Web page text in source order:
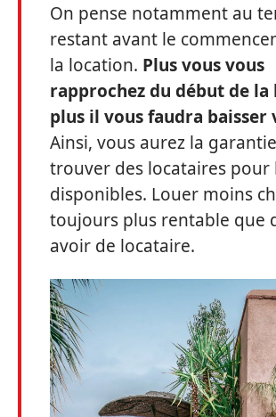
On pense notamment au
restant avant le
la location. Plus vous vous
rapprochez du début de
plus il vous faudra baisser
Ainsi, vous aurez la
trouver des locataires pour
disponibles. Louer moins
toujours plus rentable que
avoir de locataire.